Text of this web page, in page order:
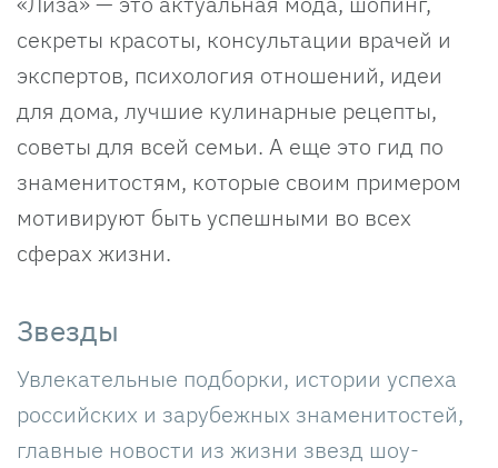
секреты красоты, консультации врачей и
экспертов, психология отношений, идеи
для дома, лучшие кулинарные рецепты,
советы для всей семьи. А еще это гид по
знаменитостям, которые своим примером
мотивируют быть успешными во всех
сферах жизни.
Звезды
Увлекательные подборки, истории успеха
российских и зарубежных знаменитостей,
главные новости из жизни звезд шоу-